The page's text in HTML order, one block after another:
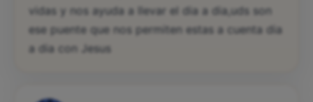
vidas y nos ayuda a llevar el dia a dia,uds son
ese puente que nos permiten estas a cuenta dia
a dia con Jesus